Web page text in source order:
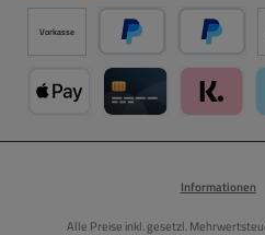
Vorkasse
PayPal Später
Informationen
Alle Preise inkl. gesetzl.